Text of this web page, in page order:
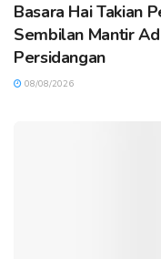
Basara Hai Takian
Sembilan Mantir
Persidangan
08/08/2026